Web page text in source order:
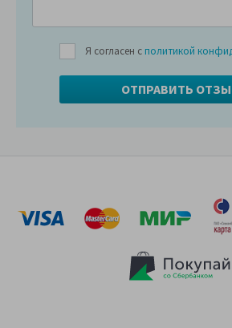
Я согласен с политикой